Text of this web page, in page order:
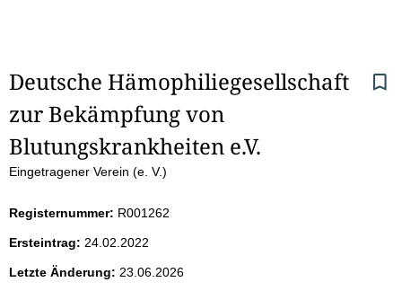
S
e
i
e
n
Deutsche Hämophiliegesellschaft
zur Bekämpfung von
Blutungskrankheiten e.V.
Eingetragener Verein (e. V.)
Registernummer: R001262
Ersteintrag: 24.02.2022
Letzte Änderung: 23.06.2026